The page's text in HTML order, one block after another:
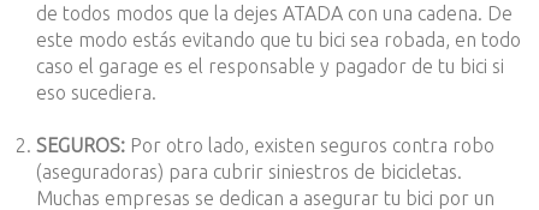
de todos modos que la dejes ATADA con una cadena. De
este modo estás evitando que tu bici sea robada, en todo
caso el garage es el responsable y pagador de tu bici si
eso sucediera.
SEGUROS: Por otro lado, existen seguros contra robo
(aseguradoras) para cubrir siniestros de bicicletas.
Muchas empresas se dedican a asegurar tu bici por un